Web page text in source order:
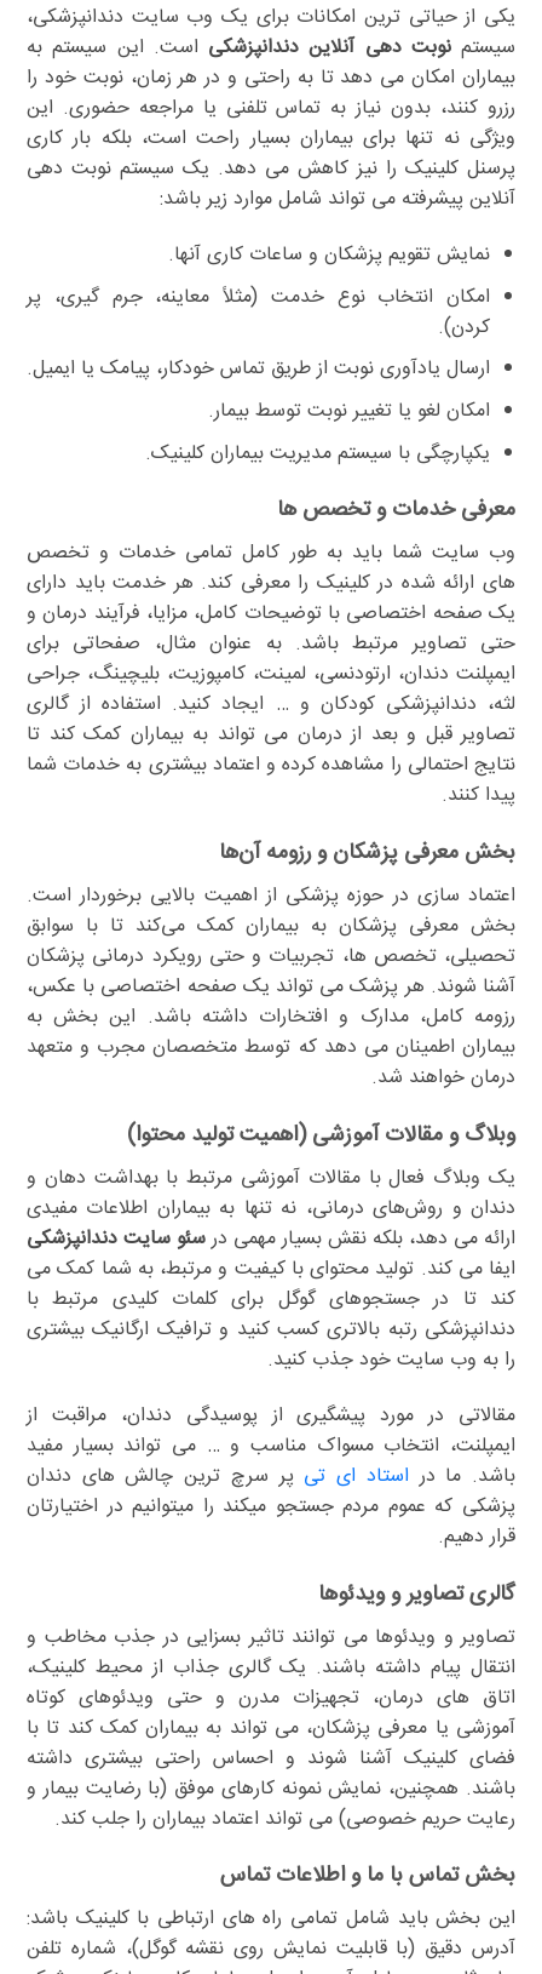
یکی از حیاتی ترین امکانات برای یک وب سایت دندانپزشکی،
سیستمنوبت دهی آنلاین دندانپزشکی است. این سیستم به
بیماران امکان می دهد تا به راحتی و در هر زمان، نوبت خود را
رزرو کنند، بدون نیاز به تماس تلفنی یا مراجعه حضوری. این
ویژگی نه تنها برای بیماران بسیار راحت است، بلکه بار کاری
پرسنل کلینیک را نیز کاهش می دهد. یک سیستم نوبت دهی
آنلاین پیشرفته می تواند شامل موارد زیر باشد:
نمایش تقویم پزشکان و ساعات کاری آنها.
امکان انتخاب نوع خدمت (مثلاً معاینه، جرم گیری، پر
کردن).
ارسال یادآوری نوبت از طریق تماس خودکار، پیامک یا ایمیل.
امکان لغو یا تغییر نوبت توسط بیمار.
یکپارچگی با سیستم مدیریت بیماران کلینیک.
معرفی خدمات و تخصص ها
وب سایت شما باید به طور کامل تمامی خدمات و تخصص
های ارائه شده در کلینیک را معرفی کند. هر خدمت باید دارای
یک صفحه اختصاصی با توضیحات کامل، مزایا، فرآیند درمان و
حتی تصاویر مرتبط باشد. به عنوان مثال، صفحاتی برای
ایمپلنت دندان، ارتودنسی، لمینت، کامپوزیت، بلیچینگ، جراحی
لثه، دندانپزشکی کودکان و … ایجاد کنید. استفاده از گالری
تصاویر قبل و بعد از درمان می تواند به بیماران کمک کند تا
نتایج احتمالی را مشاهده کرده و اعتماد بیشتری به خدمات شما
پیدا کنند.
بخش معرفی پزشکان و رزومه آن‌ها
اعتماد سازی در حوزه پزشکی از اهمیت بالایی برخوردار است.
بخش معرفی پزشکان به بیماران کمک می‌کند تا با سوابق
تحصیلی، تخصص ها، تجربیات و حتی رویکرد درمانی پزشکان
آشنا شوند. هر پزشک می تواند یک صفحه اختصاصی با عکس،
رزومه کامل، مدارک و افتخارات داشته باشد. این بخش به
بیماران اطمینان می دهد که توسط متخصصان مجرب و متعهد
درمان خواهند شد.
وبلاگ و مقالات آموزشی (اهمیت تولید محتوا)
یک وبلاگ فعال با مقالات آموزشی مرتبط با بهداشت دهان و
دندان و روش‌های درمانی، نه تنها به بیماران اطلاعات مفیدی
ارائه می دهد، بلکه نقش بسیار مهمی درسئو سایت دندانپزشکی
ایفا می کند. تولید محتوای با کیفیت و مرتبط، به شما کمک می
کند تا در جستجوهای گوگل برای کلمات کلیدی مرتبط با
دندانپزشکی رتبه بالاتری کسب کنید و ترافیک ارگانیک بیشتری
را به وب سایت خود جذب کنید.
مقالاتی در مورد پیشگیری از پوسیدگی دندان، مراقبت از
ایمپلنت، انتخاب مسواک مناسب و … می تواند بسیار مفید
باشد. ما در استاد ای تی پر سرچ ترین چالش های دندان
پزشکی که عموم مردم جستجو میکند را میتوانیم در اختیارتان
قرار دهیم.
گالری تصاویر و ویدئوها
تصاویر و ویدئوها می توانند تاثیر بسزایی در جذب مخاطب و
انتقال پیام داشته باشند. یک گالری جذاب از محیط کلینیک،
اتاق های درمان، تجهیزات مدرن و حتی ویدئوهای کوتاه
آموزشی یا معرفی پزشکان، می تواند به بیماران کمک کند تا با
فضای کلینیک آشنا شوند و احساس راحتی بیشتری داشته
باشند. همچنین، نمایش نمونه کارهای موفق (با رضایت بیمار و
رعایت حریم خصوصی) می تواند اعتماد بیماران را جلب کند.
بخش تماس با ما و اطلاعات تماس
این بخش باید شامل تمامی راه های ارتباطی با کلینیک باشد:
آدرس دقیق (با قابلیت نمایش روی نقشه گوگل)، شماره تلفن